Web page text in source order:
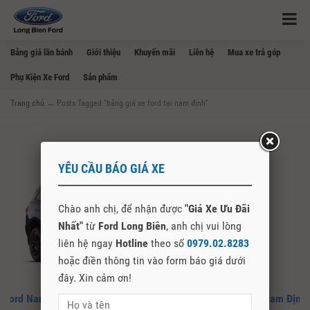
Bảng giá lăn bánh Giới thiệu Khuyến mãi Liên hệ Mua xe trả góp
Phụ Kiện Xe Ford Sản phẩm
Trang chủ → Posts Tagged "bảng giá xe ford tại nam định"
Ford Nam Định – Đại Lý Chính Hãng Mua Bán Xe Ford Tại Nam Định
YÊU CẦU BÁO GIÁ XE
Chào anh chị, để nhận được "Giá Xe Ưu Đãi
Nhất" từ Ford Long Biên, anh chị vui lòng
liên hệ ngay Hotline theo số 0979.02.8283
hoặc điền thông tin vào form báo giá dưới
đây. Xin cảm ơn!